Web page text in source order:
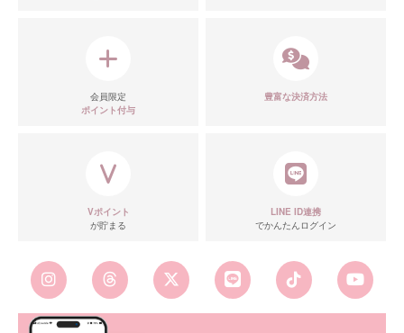
会員限定
ポイント付与
豊富な決済方法
Vポイント
が貯まる
LINE ID連携
でかんたんログイン